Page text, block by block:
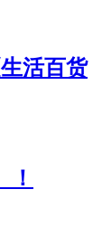
活百货